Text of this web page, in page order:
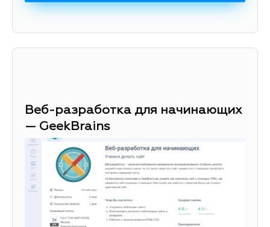
Веб-разработка для начинающих
— GeekBrains